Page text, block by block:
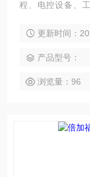
程、电控设备、
包工程项目，还
纺织、食品、电
域。 倍加福接近
更新时间：
产品型号：
浏览量：96